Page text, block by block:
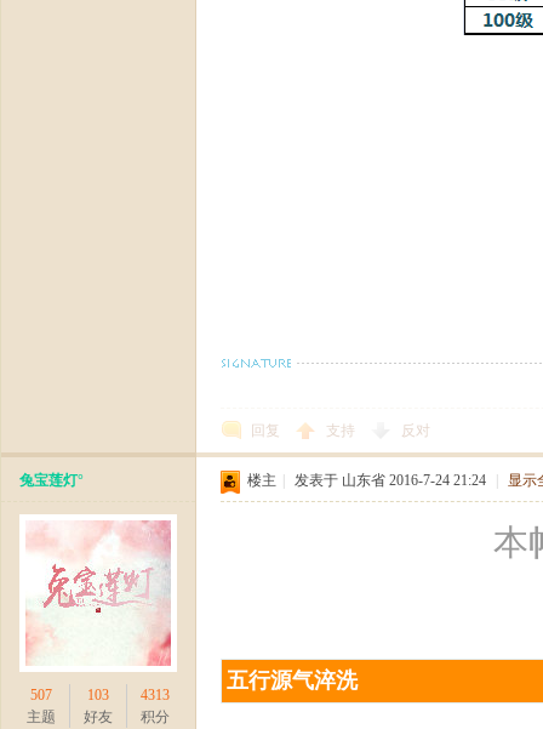
回复 支持 反对
兔宝莲灯°
507
主题
103
好友
4313
积分
楼主 发表于 山东省 2016-7-24 21:24 显示
本
五行源气淬洗